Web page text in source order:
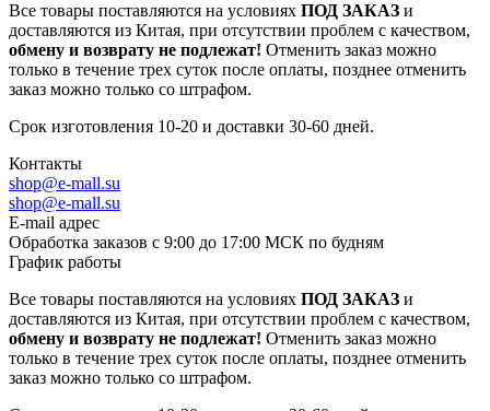
Все товары поставляются на условиях ПОД ЗАКАЗ и
доставляются из Китая, при отсутствии проблем с качеством,
обмену и возврату не подлежат! Отменить заказ можно
только в течение трех суток после оплаты, позднее отменить
заказ можно только со штрафом.
Срок изготовления 10-20 и доставки 30-60 дней.
Контакты
shop@e-mall.su
shop@e-mall.su
E-mail адрес
Обработка заказов с 9:00 до 17:00 МСК по будням
График работы
Все товары поставляются на условиях ПОД ЗАКАЗ и
доставляются из Китая, при отсутствии проблем с качеством,
обмену и возврату не подлежат! Отменить заказ можно
только в течение трех суток после оплаты, позднее отменить
заказ можно только со штрафом.